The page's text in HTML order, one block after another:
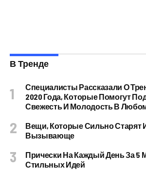
В Тренде
Специалисты Рассказали О
2020 Года, Которые Помогут
Свежесть И Молодость В
Вещи, Которые Сильно Старят
Вызывающе
Прически На Каждый День За 5
Стильных Идей